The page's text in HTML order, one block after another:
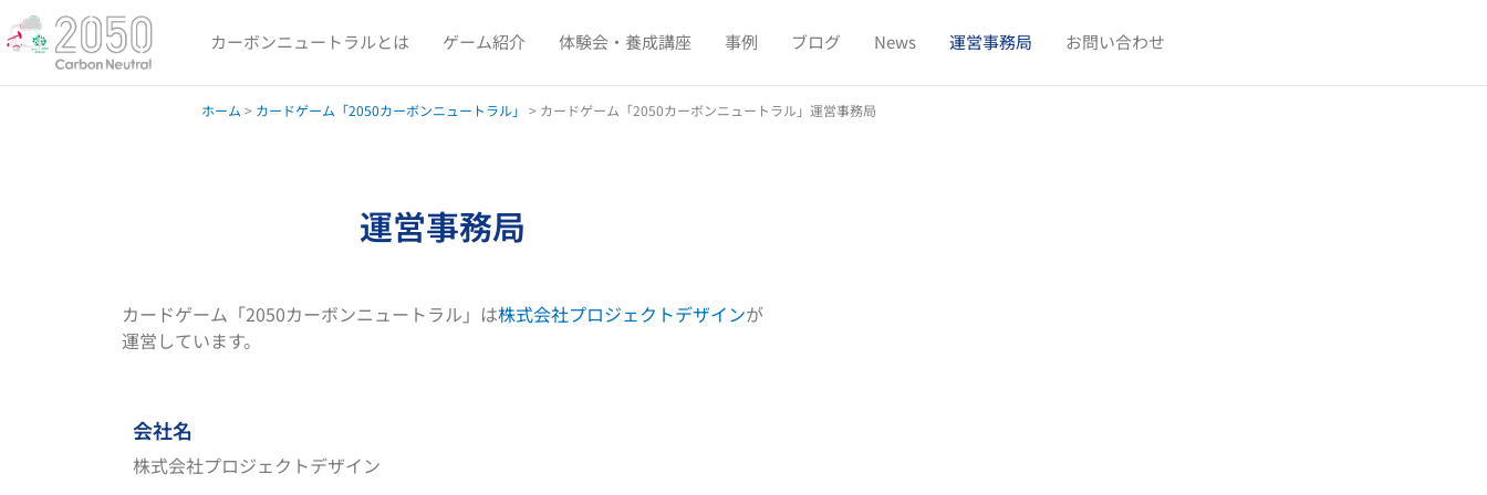
容
ス
カーボンニュートラルとは ゲーム紹介 体験会・養成講座 事例 ブログ News 運営事務局 お問い合わせ
ホーム > カードゲーム「2050カーボンニュートラル」 > カードゲーム「2050カーボンニュートラル」運営事務局
運営事務局
カードゲーム「2050カーボンニュートラル」は株式会社プロジェクトデザインが
運営しています。
会社名
株式会社プロジェクトデザイン